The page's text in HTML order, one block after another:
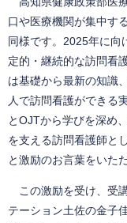
口や医療機関が集中す
同様です。2025年に向
定的・継続的な訪問看
は基礎から最新の知識
人で訪問看護ができる
とOJTから学びを深め
を支える訪問看護師と
と激励のお言葉をいた
この激励を受け、受
テーション土佐の金子